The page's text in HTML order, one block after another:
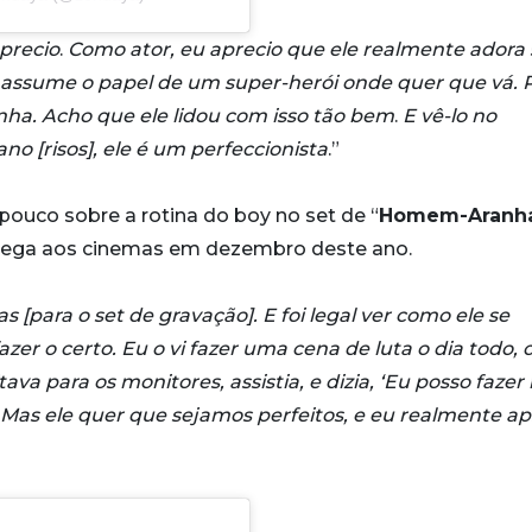
. Como ator, eu aprecio que ele realmente adora
o papel de um super-herói onde quer que vá.
Acho que ele lidou com isso tão bem. E vê-lo no
[risos], ele é um perfeccionista.”
sobre a rotina do boy no set de “ Homem-
aos cinemas em dezembro deste ano.
[para o set de gravação]. E foi legal ver como ele se
o certo. Eu o vi fazer uma cena de luta o dia todo,
para os monitores, assistia, e dizia, ‘Eu posso fazer
Mas ele quer que sejamos perfeitos, e eu realmente